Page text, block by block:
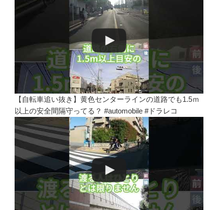
【自転車追い抜き】黄色センターラインの道路でも1.5ｍ
以上の安全間隔守ってる？ #automobile #ドラレコ